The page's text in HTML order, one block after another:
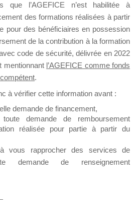
aux Organismes de
répondre à l’Appel à
du Dirigeant.
de laisser un message
d’être
ce groupe
que l’AGEFICE n’est habilitée à
des formations réalisées à partir
pour des bénéficiaires en possession
de la contribution à la formation
code de sécurité, délivrée en 2022
mentionnant l’AGEFICE comme fonds
.
à vérifier cette information avant :
demande de financement,
demande de remboursement
réalisée pour partie à partir du
vous rapprocher des services de
demande de renseignement